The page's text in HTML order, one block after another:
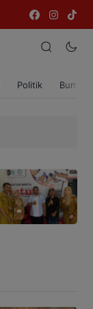
Politik Bumi